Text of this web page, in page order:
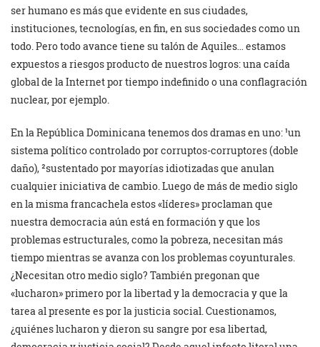
ser humano es más que evidente en sus ciudades,
instituciones, tecnologías, en fin, en sus sociedades como un
todo. Pero todo avance tiene su talón de Aquiles… estamos
expuestos a riesgos producto de nuestros logros: una caída
global de la Internet por tiempo indefinido o una conflagración
nuclear, por ejemplo.
En la República Dominicana tenemos dos dramas en uno: ¹un
sistema político controlado por corruptos-corruptores (doble
daño), ²sustentado por mayorías idiotizadas que anulan
cualquier iniciativa de cambio. Luego de más de medio siglo
en la misma francachela estos «líderes» proclaman que
nuestra democracia aún está en formación y que los
problemas estructurales, como la pobreza, necesitan más
tiempo mientras se avanza con los problemas coyunturales.
¿Necesitan otro medio siglo? También pregonan que
«lucharon» primero por la libertad y la democracia y que la
tarea al presente es por la justicia social. Cuestionamos,
¿quiénes lucharon y dieron su sangre por esa libertad,